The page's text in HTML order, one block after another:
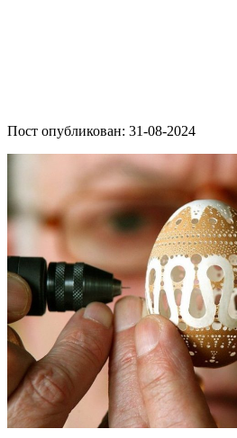
Пост опубликован: 31-08-2024